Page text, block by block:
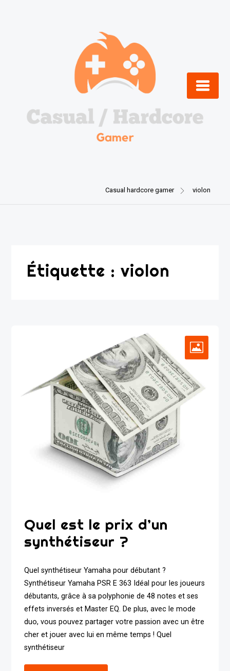
Casual hardcore gamer violon
Étiquette :violon
Quel est le prix d’un
synthétiseur ?
Quel synthétiseur Yamaha pour débutant ?
Synthétiseur Yamaha PSR E 363 Idéal pour les joueurs
débutants, grâce à sa polyphonie de 48 notes et ses
effets inversés et Master EQ. De plus, avec le mode
duo, vous pouvez partager votre passion avec un être
cher et jouer avec lui en même temps ! Quel
synthétiseur